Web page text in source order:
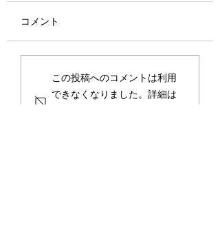
現在、老化を逆転させると
いうテーマが大流行してい
ます。実際、リバース・エ
イジングは、健康を維持す
る方法のもう 1 つの方法に
すぎません。このディスカ
コメント
この投稿へのコメントは利用
できなくなりました。詳細は